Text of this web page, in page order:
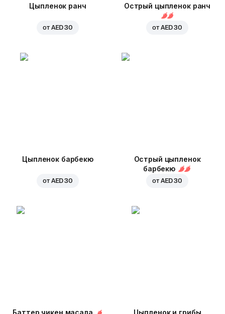
Цыпленок ранч
от AED 30
Острый цыпленок ранч
от AED 30
Цыпленок барбекю
от AED 30
Острый цыпленок
барбекю
от AED 30